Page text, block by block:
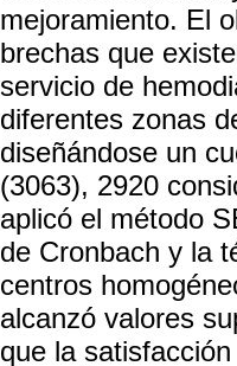
mejoramiento. El
brechas que
servicio de
diferentes zonas
diseñándose un
(3063), 2920
aplicó el método
de Cronbach y la
centros
alcanzó valores
que la